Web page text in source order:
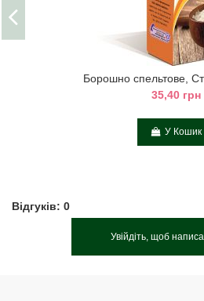
Борошно спельтове,
35,40 грн
У Кошик
Відгуків: 0
Увійдіть, щоб